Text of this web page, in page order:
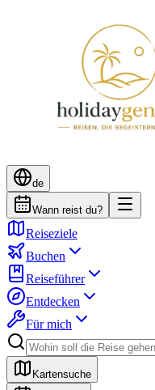
de
Wann reist du?
Reiseziele
Buchen
Reiseführer
Entdecken
Für mich
Kartensuche